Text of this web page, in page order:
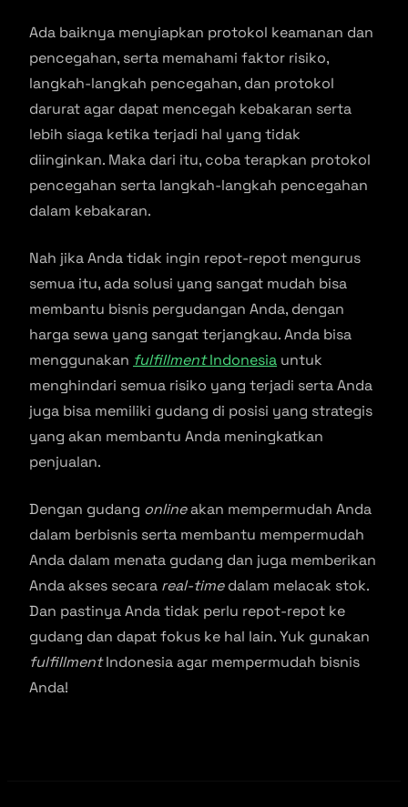
Ada baiknya menyiapkan protokol keamanan dan
pencegahan, serta memahami faktor risiko,
langkah-langkah pencegahan, dan protokol
darurat agar dapat mencegah kebakaran serta
lebih siaga ketika terjadi hal yang tidak
diinginkan. Maka dari itu, coba terapkan protokol
pencegahan serta langkah-langkah pencegahan
dalam kebakaran.
Nah jika Anda tidak ingin repot-repot mengurus
semua itu, ada solusi yang sangat mudah bisa
membantu bisnis pergudangan Anda, dengan
harga sewa yang sangat terjangkau. Anda bisa
menggunakan fulfillmentIndonesia untuk
menghindari semua risiko yang terjadi serta Anda
juga bisa memiliki gudang di posisi yang strategis
yang akan membantu Anda meningkatkan
penjualan.
Dengan gudang onlineakan mempermudah Anda
dalam berbisnis serta membantu mempermudah
Anda dalam menata gudang dan juga memberikan
Anda akses secara real-timedalam melacak stok.
Dan pastinya Anda tidak perlu repot-repot ke
gudang dan dapat fokus ke hal lain. Yuk gunakan
fulfillmentIndonesia agar mempermudah bisnis
Anda!